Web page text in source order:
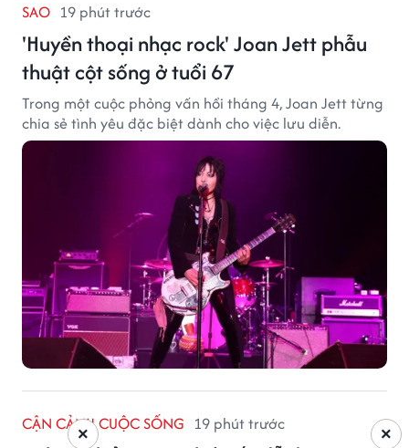
SAO 19 phút trước
'Huyền thoại nhạc rock' Joan Jett phẫu
thuật cột sống ở tuổi 67
Trong một cuộc phỏng vấn hồi tháng 4, Joan Jett từng
chia sẻ tình yêu đặc biệt dành cho việc lưu diễn.
CẬN CẢNH CUỘC SỐNG 19 phút trước ×
×